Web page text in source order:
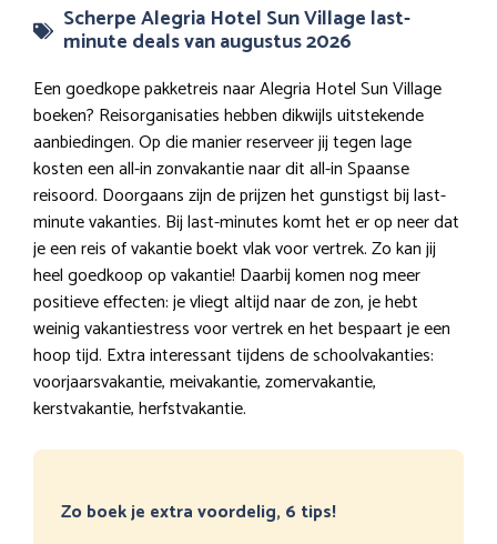
Scherpe Alegria Hotel Sun Village last-
minute deals van augustus 2026
Een goedkope pakketreis naar Alegria Hotel Sun Village
boeken? Reisorganisaties hebben dikwijls uitstekende
aanbiedingen. Op die manier reserveer jij tegen lage
kosten een all-in zonvakantie naar dit all-in Spaanse
reisoord. Doorgaans zijn de prijzen het gunstigst bij last-
minute vakanties. Bij last-minutes komt het er op neer dat
je een reis of vakantie boekt vlak voor vertrek. Zo kan jij
heel goedkoop op vakantie! Daarbij komen nog meer
positieve effecten: je vliegt altijd naar de zon, je hebt
weinig vakantiestress voor vertrek en het bespaart je een
hoop tijd. Extra interessant tijdens de schoolvakanties:
voorjaarsvakantie, meivakantie, zomervakantie,
kerstvakantie, herfstvakantie.
Zo boek je extra voordelig, 6 tips!